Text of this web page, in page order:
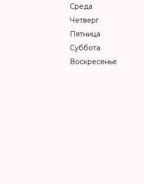
Среда
Четверг
Пятница
Суббота
Воскресенье